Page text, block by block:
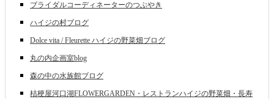
ブライダルコーディネーターのつぶやき
ハイジの村ブログ
Dolce vita / Fleurette ハイジの野菜畑ブログ
丸の内企画室blog
森の中の水族館ブログ
桔梗屋河口湖FLOWERGARDEN・レストランハイジの野菜畑・長寿